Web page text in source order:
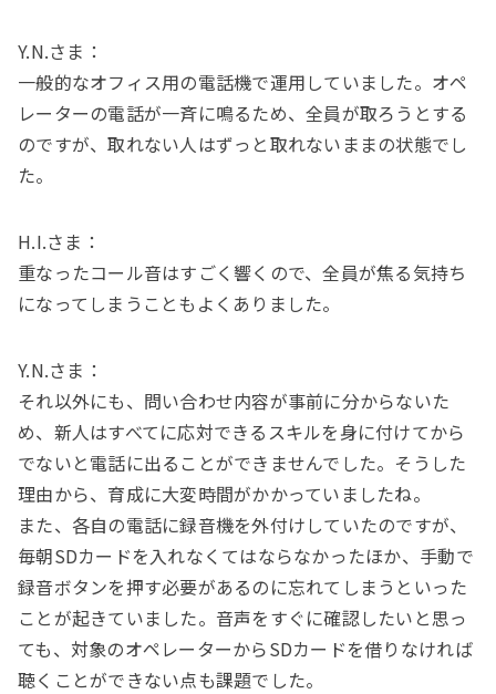
Y.N.さま：
一般的なオフィス用の電話機で運用していました。オペ
レーターの電話が一斉に鳴るため、全員が取ろうとする
のですが、取れない人はずっと取れないままの状態でし
た。
H.I.さま：
重なったコール音はすごく響くので、全員が焦る気持ち
になってしまうこともよくありました。
Y.N.さま：
それ以外にも、問い合わせ内容が事前に分からないた
め、新人はすべてに応対できるスキルを身に付けてから
でないと電話に出ることができませんでした。そうした
理由から、育成に大変時間がかかっていましたね。
また、各自の電話に録音機を外付けしていたのですが、
毎朝SDカードを入れなくてはならなかったほか、手動で
録音ボタンを押す必要があるのに忘れてしまうといった
ことが起きていました。音声をすぐに確認したいと思っ
ても、対象のオペレーターからSDカードを借りなければ
聴くことができない点も課題でした。